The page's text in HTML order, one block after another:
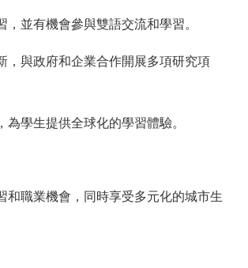
並有機會參與雙語交流和學習。
，與政府和企業合作開展多項研究項
學生提供全球化的學習體驗。
和職業機會，同時享受多元化的城市生